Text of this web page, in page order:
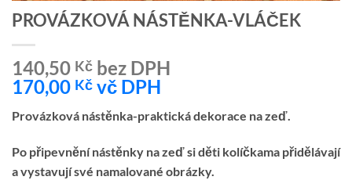
PROVÁZKOVÁ NÁSTĚNKA-VLÁČEK
140,50 Kč bez DPH
170,00 Kč vč DPH
Provázková nástěnka-praktická dekorace na zeď.
Po připevnění nástěnky na zeď si děti kolíčkama přidělávají
a vystavují své namalované obrázky.